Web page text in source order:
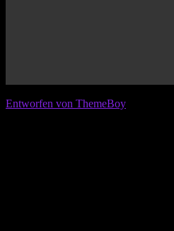
Entworfen von ThemeBoy